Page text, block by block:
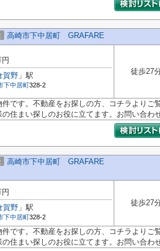
高崎市下中居町 GRAFARE
賀野 」駅
下中居町328-2
徒歩27
です。不動産をお探しの方、コチラよりご
住まい探しのお役に立てます。お問い合わ
高崎市下中居町 GRAFARE
賀野 」駅
下中居町328-2
徒歩27
です。不動産をお探しの方、コチラよりご
住まい探しのお役に立てます。お問い合わ